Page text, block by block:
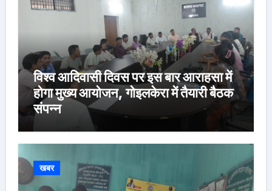
विश्व आदिवासी दिवस पर इस बार आराहसा में
होगा मुख्य आयोजन, गोइलकेरा में तैयारी बैठक
संपन्न
खबर